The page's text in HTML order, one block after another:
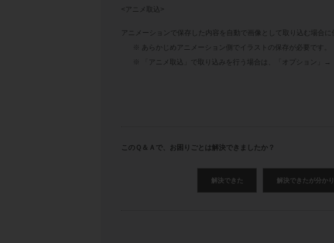
<アニメ取込>
アニメーションで保存した内容を 自動で画像として
取り込む場合に
※ あらかじめアニメーション側でイラストの保存が必要です。
※ 「アニメ取込」で取り込みを行う場合は、「オプション」→
このＱ＆Ａで、お困りごとは解決できましたか？
解決できた 解決できたが分か